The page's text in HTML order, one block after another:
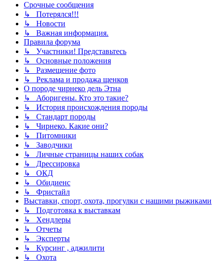
Срочные сообщения
↳ Потерялся!!!
↳ Новости
↳ Важная информация.
Правила форума
↳ Участники! Представьтесь
↳ Основные положения
↳ Размещение фото
↳ Реклама и продажа щенков
О породе чирнеко дель Этна
↳ Аборигены. Кто это такие?
↳ История происхождения породы
↳ Стандарт породы
↳ Чирнеко. Какие они?
↳ Питомники
↳ Заводчики
↳ Личные страницы наших собак
↳ Дрессировка
↳ ОКД
↳ Обидиенс
↳ Фристайл
Выставки, спорт, охота, прогулки с нашими рыжиками
↳ Подготовка к выставкам
↳ Хендлеры
↳ Отчеты
↳ Эксперты
↳ Курсинг , аджилити
↳ Охота